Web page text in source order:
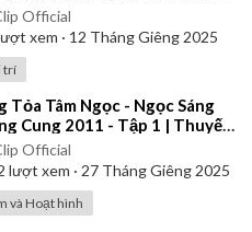
Official
xem · 12 Tháng Giêng 2025
trí
Tỏa Tâm Ngọc - Ngọc Sáng
Cung 2011 - Tập 1 | Thuyết
Official
lượt xem · 27 Tháng Giêng 2025
và Hoạt hình